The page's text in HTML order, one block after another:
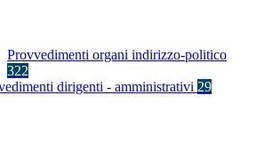
Provvedimenti organi indirizzo-politico
322
dirigenti - amministrativi 29